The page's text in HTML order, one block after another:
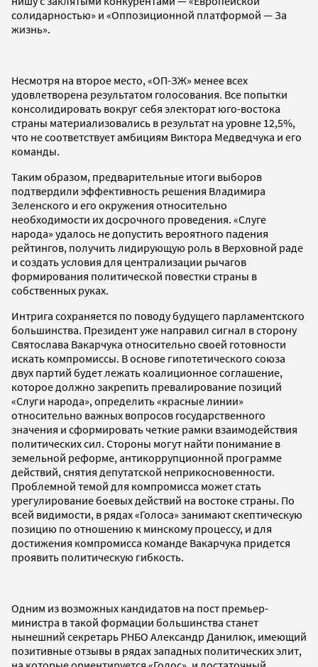
солидарностью» и «Оппозиционной платформой — За
жизнь».
Несмотря на второе место, «ОП-ЗЖ» менее всех
удовлетворена результатом голосования. Все попытки
консолидировать вокруг себя электорат юго-востока
страны материализовались в результат на уровне 12,5%,
что не соответствует амбициям Виктора Медведчука и его
команды.
Таким образом, предварительные итоги выборов
подтвердили эффективность решения Владимира
Зеленского и его окружения относительно
необходимости их досрочного проведения. «Слуге
народа» удалось не допустить вероятного падения
рейтингов, получить лидирующую роль в Верховной раде
и создать условия для централизации рычагов
формирования политической повестки страны в
собственных руках.
Интрига сохраняется по поводу будущего парламентского
большинства. Президент уже направил сигнал в сторону
Святослава Вакарчука относительно своей готовности
искать компромиссы. В основе гипотетического союза
двух партий будет лежать коалиционное соглашение,
которое должно закрепить превалирование позиций
«Слуги народа», определить «красные линии»
относительно важных вопросов государственного
значения и сформировать четкие рамки взаимодействия
политических сил. Стороны могут найти понимание в
земельной реформе, антикоррупционной программе
действий, снятия депутатской неприкосновенности.
Проблемной темой для компромисса может стать
урегулирование боевых действий на востоке страны. По
всей видимости, в рядах «Голоса» занимают скептическую
позицию по отношению к минскому процессу, и для
достижения компромисса команде Вакарчука придется
проявить политическую гибкость.
Одним из возможных кандидатов на пост премьер-
министра в такой формации большинства станет
нынешний секретарь РНБО Александр Данилюк, имеющий
позитивные отзывы в рядах западных политических элит,